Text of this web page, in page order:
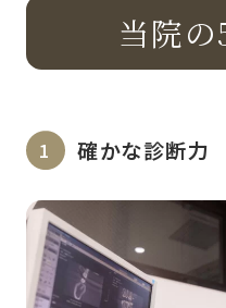
当院
確かな診断力